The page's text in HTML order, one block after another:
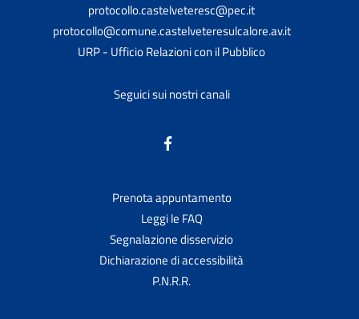
protocollo.castelveteresc@pec.it
protocollo@comune.castelveteresulcalore.av.it
URP - Ufficio Relazioni con il Pubblico
Seguici sui nostri canali
Prenota appuntamento
Leggi le FAQ
Segnalazione disservizio
Dichiarazione di accessibilità
P.N.R.R.